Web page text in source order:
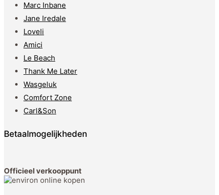
Marc Inbane
Jane Iredale
Loveli
Amici
Le Beach
Thank Me Later
Wasgeluk
Comfort Zone
Carl&Son
Betaalmogelijkheden
Officieel verkooppunt